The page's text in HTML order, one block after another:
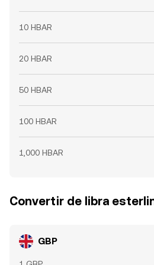
10 HBAR
20 HBAR
50 HBAR
100 HBAR
1,000 HBAR
Convertir de libra
GBP